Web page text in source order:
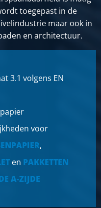
zonder
toegepast in de
maar ook in
en architectuur.
3.1 volgens EN
voor
,
en PAKKETTEN
A-ZIJDE